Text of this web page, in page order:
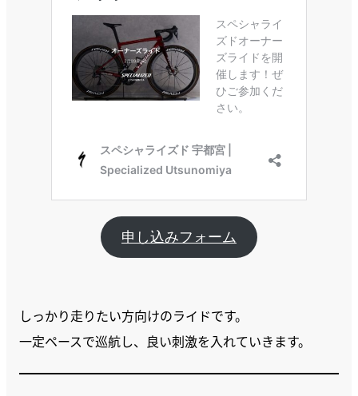
申し込みフォーム
しっかり走りたい方向けのライドです。
一定ペースで巡航し、良い刺激を入れていきます。